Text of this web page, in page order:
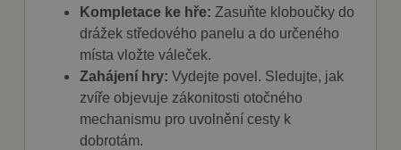
Kompletace ke hře: Zasuňte kloboučky do
drážek středového panelu a do určeného
místa vložte váleček.
Zahájení hry: Vydejte povel. Sledujte, jak
zvíře objevuje zákonitosti otočného
mechanismu pro uvolnění cesty k
dobrotám.
Cookie-
Script.com
fungoval